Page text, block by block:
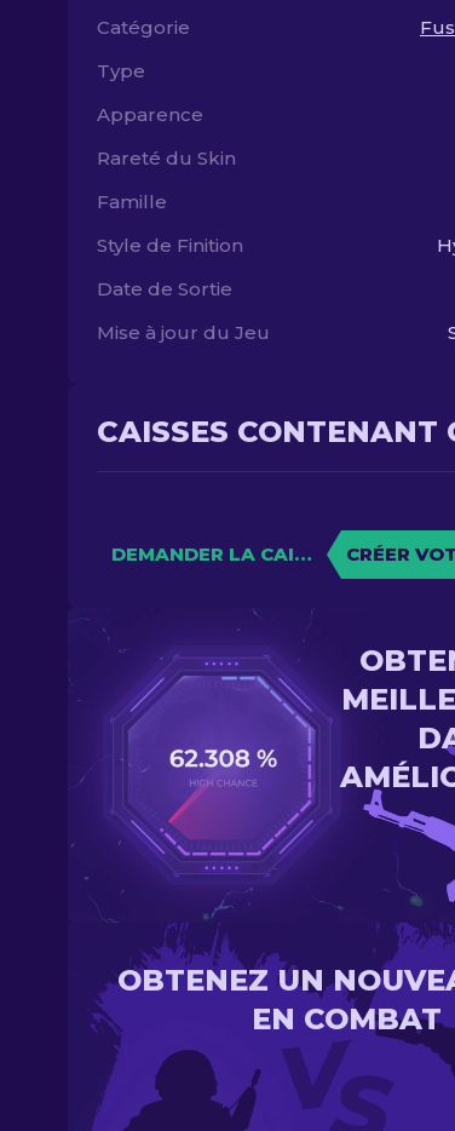
Catégorie
Type
Apparence
Rareté du Skin
Famille
Style de Finition
Date de Sortie
Mise à jour du Jeu
CAISSES CONTENANT
DEMANDER LA CAISSE CRÉER
OBTENEZ UN
EN COMBAT